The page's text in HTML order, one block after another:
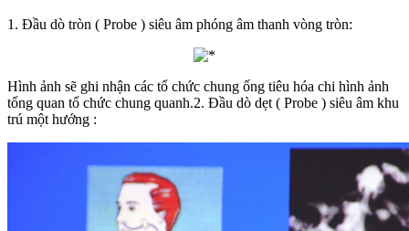
1. Đầu dò tròn ( Probe ) siêu âm phóng âm thanh vòng tròn:
Hình ảnh sẽ ghi nhận các tổ chức chung ống tiêu hóa chi hình ảnh
tổng quan tổ chức chung quanh.2. Đầu dò dẹt ( Probe ) siêu âm khu
trú một hướng :